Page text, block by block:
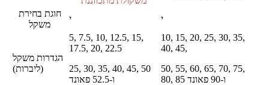
חוגת בחירת
משקל
י י
הגדרות משקל
(ליברות)
5, 7.5, 10, 12.5, 15,
17.5, 20, 22.5
25, 30, 35, 40, 45, 50
ו-52.5 פאונד
10, 15, 20, 25, 30, 35,
40, 45,
50, 55, 60, 65, 70, 75,
80, 85 ו-90 פאונד